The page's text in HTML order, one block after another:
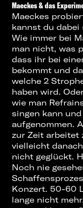
Maeckes & das
Maeckes
kannst du dabei
Wie immer bei
man nicht, was
dass ihr bei
bekommt und
welche 2
haben wird.
wie man
singen kann
aufgenommen.
zur Zeit arbeitet
vielleicht
nicht geglückt.
Noch nie
Konzert. 50-60
lange nicht